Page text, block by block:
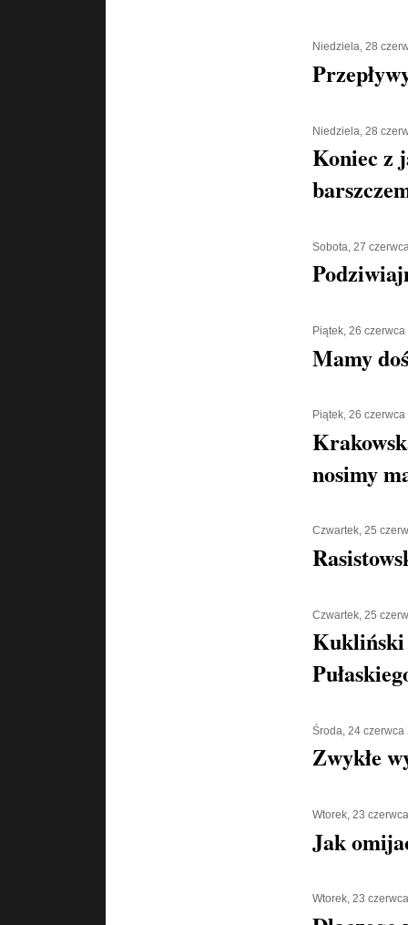
Niedziela, 28
Niedziela, 28
Koniec z
Sobota, 27
Piątek, 26
Mamy
Piątek, 26
nosimy
Czwartek, 25
Czwartek, 25
Kukliński
Środa, 24 czerwca
Zwykłe
Wtorek, 23
Jak
Wtorek, 23